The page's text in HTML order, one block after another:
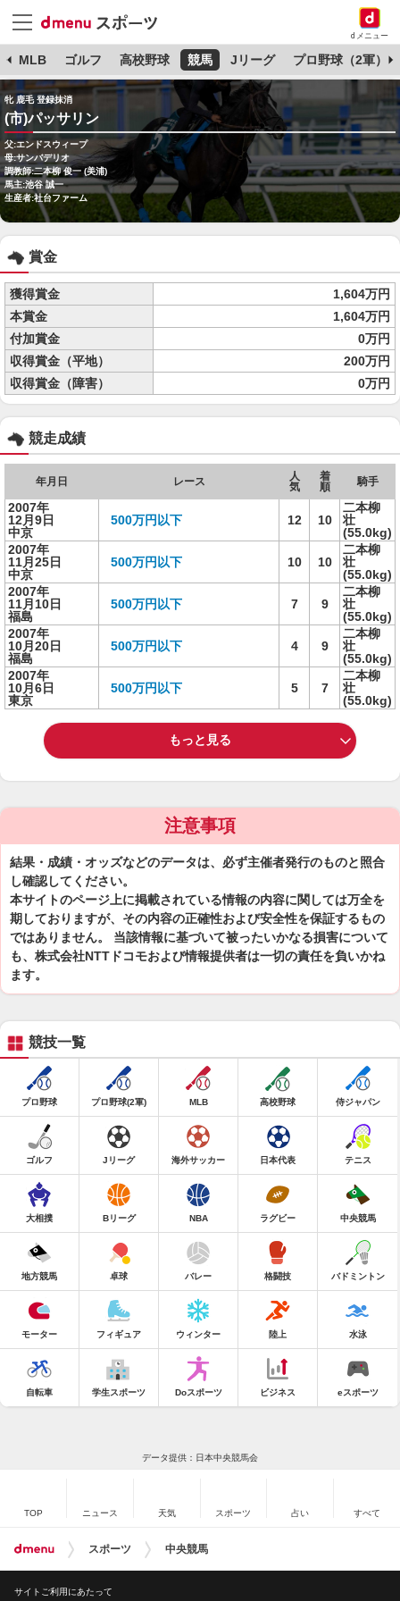
dメニュー
MLB ゴルフ 高校野球 競馬 Jリーグ プロ野球（2軍）
牝 鹿毛 登録抹消
(市)パッサリン
父:エンドスウィープ
母:サンバデリオ
調教師:二本柳 俊一 (美浦)
馬主:池谷 誠一
生産者:社台ファーム
賞金
獲得賞金
1,604万円
本賞金
1,604万円
付加賞金
0万円
収得賞金（平地）
200万円
収得賞金（障害）
0万円
競走成績
年月日 レース
人
気
着
順
騎手
2007年
12月9日
中京
500万円以下 12 10
二本柳
壮
(55.0kg)
2007年
11月25日
中京
500万円以下 10 10
二本柳
壮
(55.0kg)
2007年
11月10日
福島
500万円以下 7 9
二本柳
壮
(55.0kg)
2007年
10月20日
福島
500万円以下 4 9
二本柳
壮
(55.0kg)
2007年
10月6日
東京
500万円以下 5 7
二本柳
壮
(55.0kg)
もっと見る
注意事項
結果・成績・オッズなどのデータは、必ず主催者発行のものと照合
し確認してください。
本サイトのページ上に掲載されている情報の内容に関しては万全を
期しておりますが、その内容の正確性および安全性を保証するもの
ではありません。 当該情報に基づいて被ったいかなる損害について
も、株式会社NTTドコモおよび情報提供者は一切の責任を負いかね
ます。
競技一覧
プロ野球 プロ野球(2軍) MLB 高校野球 侍ジャパン
ゴルフ Jリーグ 海外サッカー 日本代表 テニス
大相撲 Bリーグ NBA ラグビー 中央競馬
地方競馬 卓球 バレー 格闘技 バドミントン
モーター フィギュア ウィンター 陸上 水泳
自転車 学生スポーツ Doスポーツ ビジネス eスポーツ
データ提供：日本中央競馬会
TOP ニュース 天気 スポーツ 占い すべて
スポーツ 中央競馬
サイトご利用にあたって